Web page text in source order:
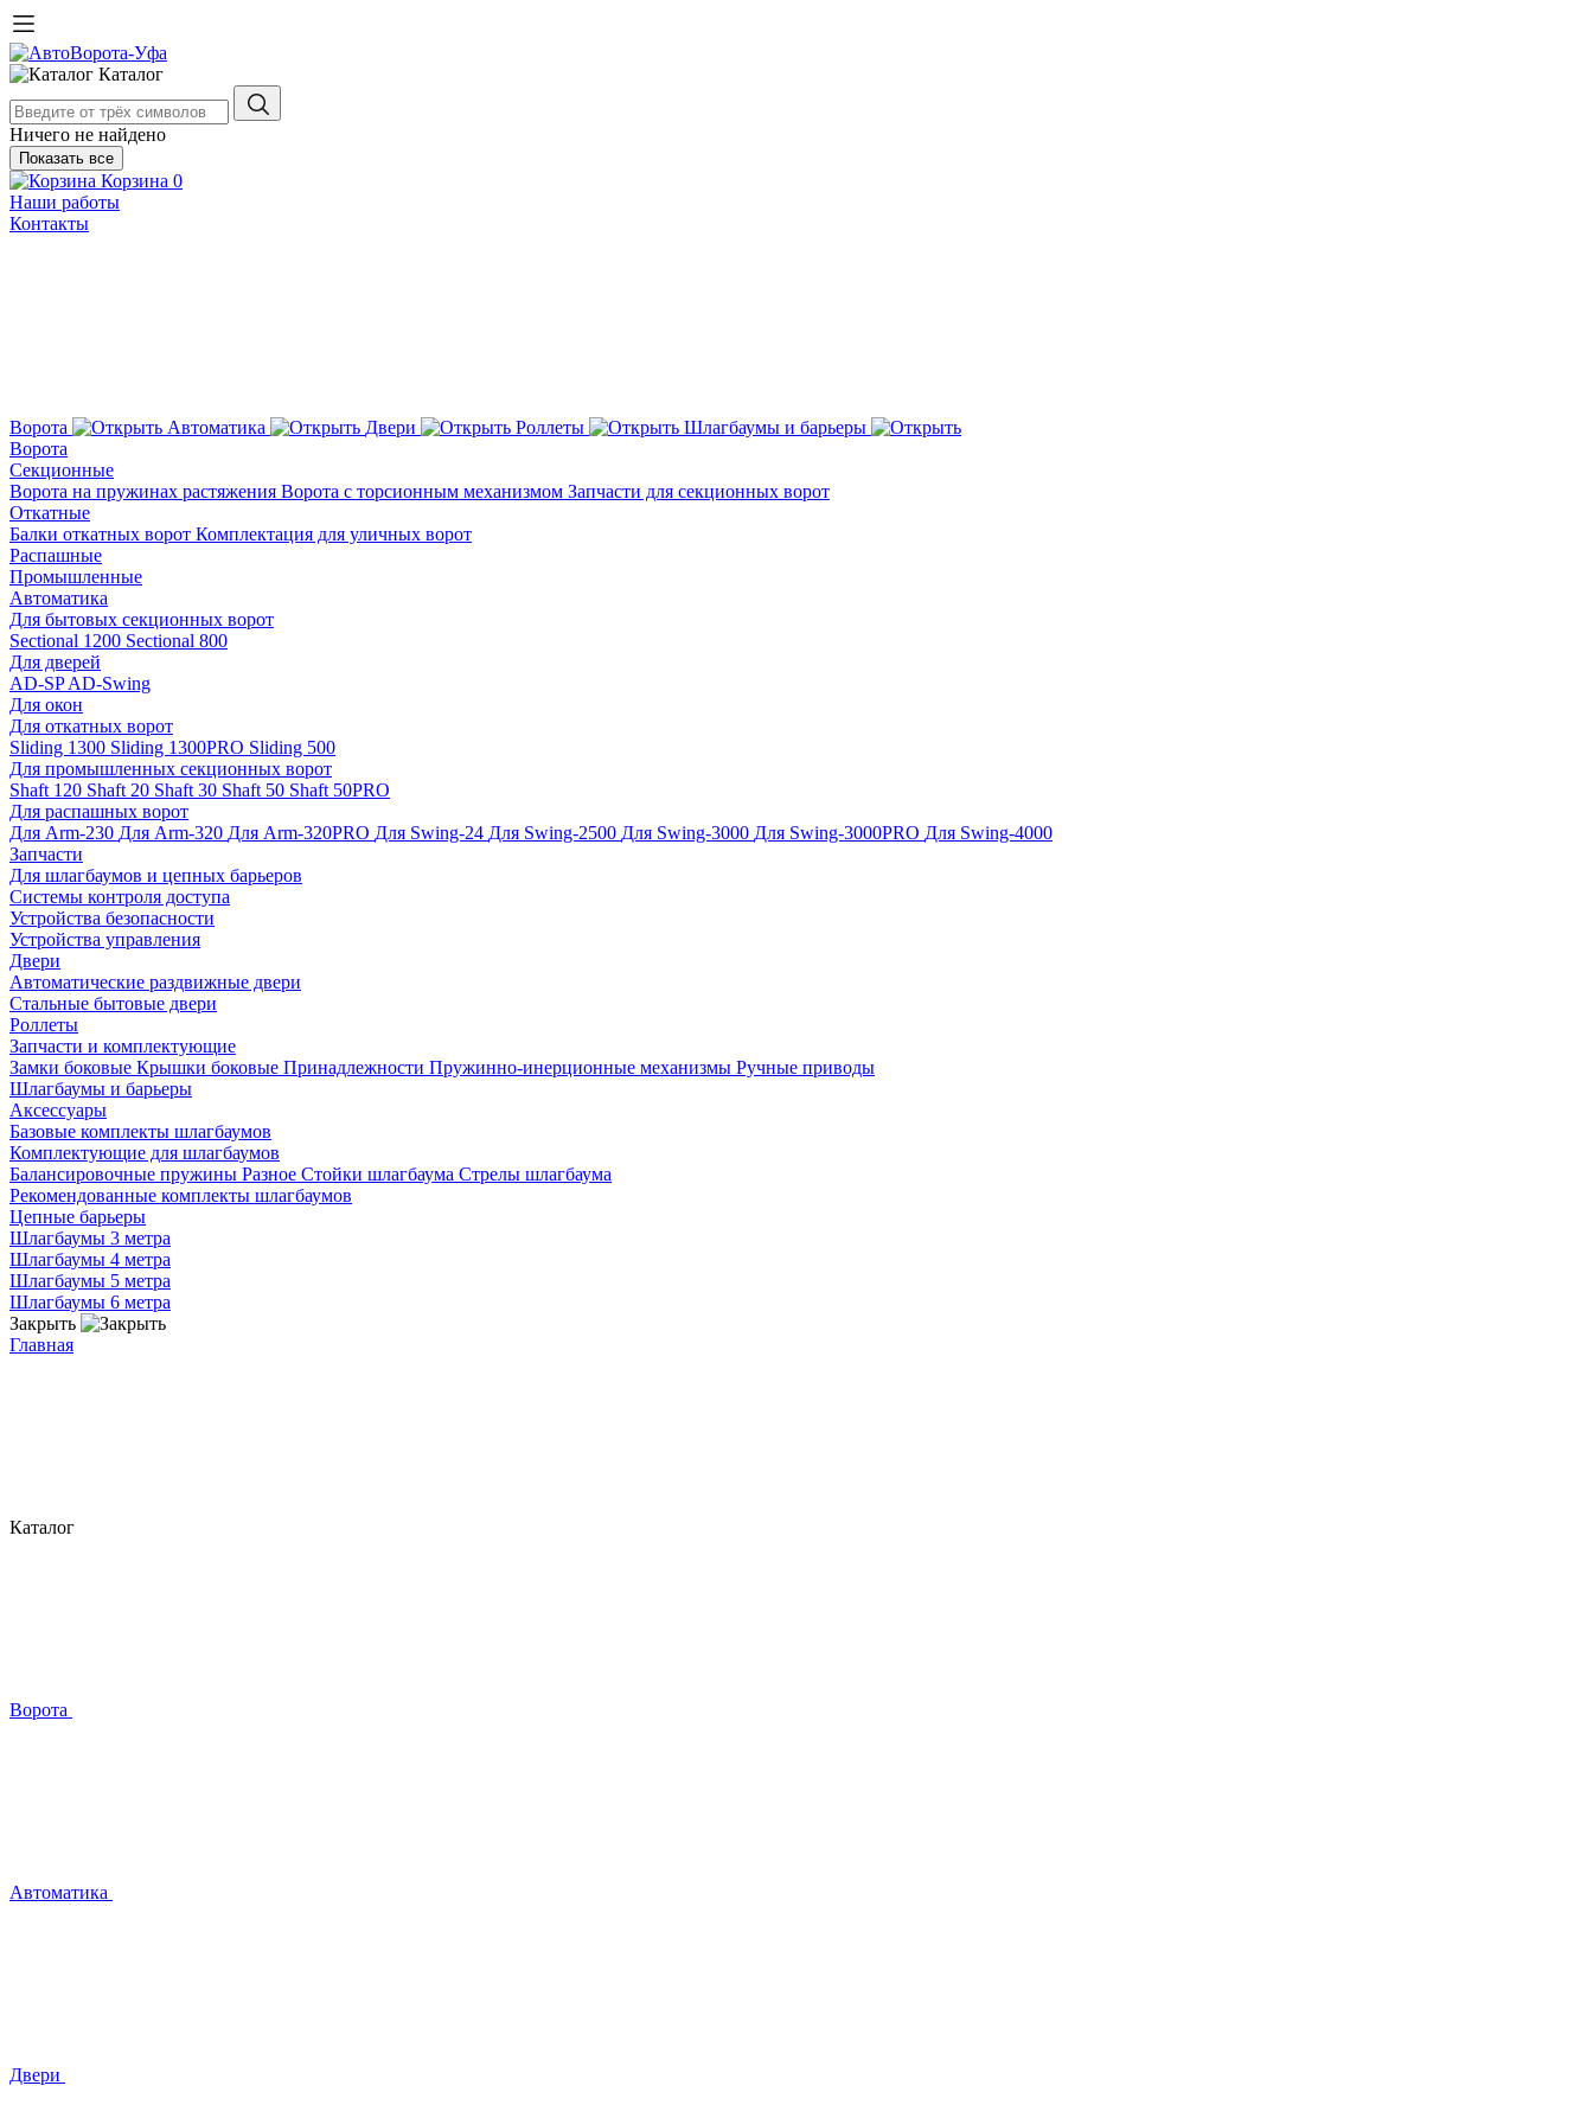
Каталог
Ничего не найдено
Показать все
Корзина 0
Наши работы
Контакты
Ворота Автоматика Двери Роллеты
Шлагбаумы и барьеры
Ворота
Секционные
Ворота на пружинах растяжения Ворота с торсионным механизмом Запчасти для секционных ворот
Откатные
Балки откатных ворот Комплектация для уличных ворот
Распашные
Промышленные
Автоматика
Для бытовых секционных ворот
Sectional 1200 Sectional 800
Для дверей
AD-SPAD-Swing
Для окон
Для откатных ворот
Sliding 1300 Sliding 1300PRO Sliding 500
Для промышленных секционных ворот
Shaft 120 Shaft 20 Shaft 30 Shaft 50 Shaft 50PRO
Для распашных ворот
Для Arm-230 Для Arm-320 Для Arm-320PRO Для Swing-24 Для Swing-2500 Для Swing-3000 Для Swing-3000PRO Для Swing-4000
Запчасти
Для шлагбаумов и цепных барьеров
Системы контроля доступа
Устройства безопасности
Устройства управления
Двери
Автоматические раздвижные двери
Стальные бытовые двери
Роллеты
Запчасти и комплектующие
Замки боковые Крышки боковые Принадлежности Пружинно-инерционные механизмы Ручные приводы
Шлагбаумы и барьеры
Аксессуары
Базовые комплекты шлагбаумов
Комплектующие для шлагбаумов
Балансировочные пружины Разное Стойки шлагбаума Стрелы шлагбаума
Рекомендованные комплекты шлагбаумов
Цепные барьеры
Шлагбаумы 3 метра
Шлагбаумы 4 метра
Шлагбаумы 5 метра
Шлагбаумы 6 метра
Закрыть
Главная
Каталог
Ворота
Автоматика
Двери